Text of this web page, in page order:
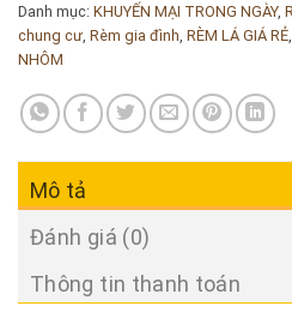
Danh mục: KHUYẾN MẠI TRONG NGÀY,
chung cư Rèm gia đình RÈM LÁ GIÁ RẺ
NHÔM
Mô tả
Đánh giá (0)
Thông tin thanh toán